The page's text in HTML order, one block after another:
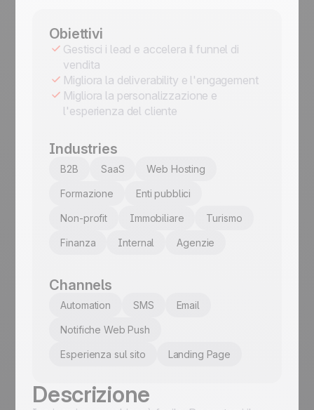
Obiettivi
Gestisci i lead e accelera il funnel di
vendita
Migliora la deliverability e l'engagement
Migliora la personalizzazione e
l'esperienza del cliente
Industries
B2B SaaS Web Hosting
Formazione Enti pubblici
Non-profit Immobiliare Turismo
Finanza Internal Agenzie
Channels
Automation SMS Email
Notifiche Web Push
Esperienza sul sito Landing Page
Descrizione